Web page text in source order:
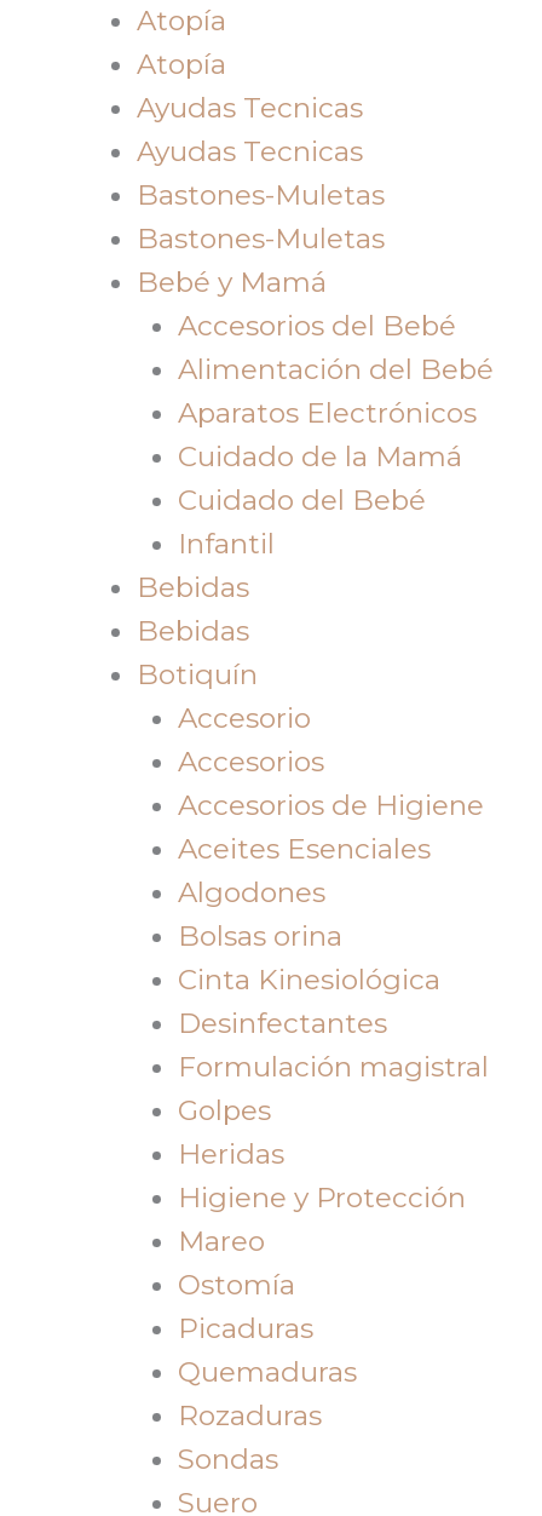
Atopía
Atopía
Ayudas Tecnicas
Ayudas Tecnicas
Bastones-Muletas
Bastones-Muletas
Bebé y Mamá
Accesorios del Bebé
Alimentación del Bebé
Aparatos Electrónicos
Cuidado de la Mamá
Cuidado del Bebé
Infantil
Bebidas
Bebidas
Botiquín
Accesorio
Accesorios
Accesorios de Higiene
Aceites Esenciales
Algodones
Bolsas orina
Cinta Kinesiológica
Desinfectantes
Formulación magistral
Golpes
Heridas
Higiene y Protección
Mareo
Ostomía
Picaduras
Quemaduras
Rozaduras
Sondas
Suero